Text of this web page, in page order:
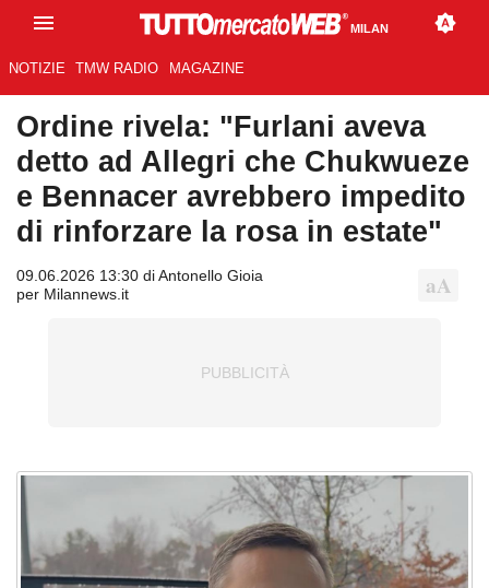
MILAN
NOTIZIE TMW RADIO MAGAZINE
Ordine rivela: "Furlani aveva
detto ad Allegri che Chukwueze
e Bennacer avrebbero impedito
di rinforzare la rosa in estate"
09.06.2026 13:30 di Antonello Gioia
per Milannews.it